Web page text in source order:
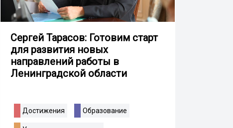
Сергей Тарасов: Готовим старт
для развития новых
направлений работы в
Ленинградской области
Достижения Образование